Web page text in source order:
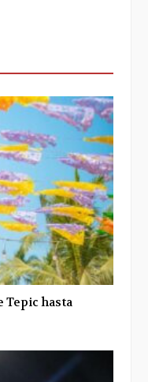
Tepic hasta